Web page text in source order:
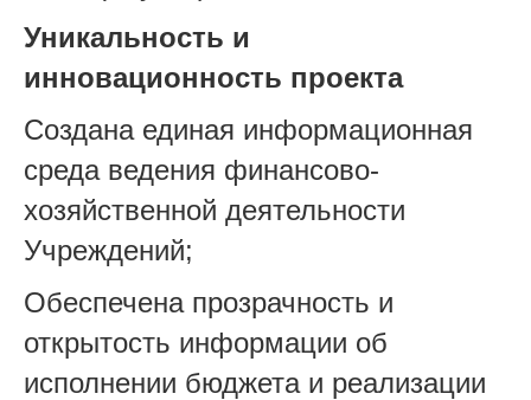
Уникальность и
инновационность проекта
Создана единая информационная
среда ведения финансово-
хозяйственной деятельности
Учреждений;
Обеспечена прозрачность и
открытость информации об
исполнении бюджета и реализации